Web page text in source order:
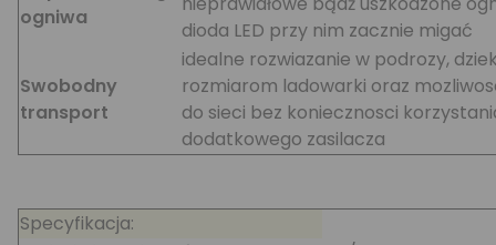
ogniwa
dioda LED przy nim zacznie migać
Swobodny
transport
idealne rozwiazanie w podrozy,
rozmiarom ladowarki oraz
do sieci bez koniecznosci
dodatkowego zasilacza
Specyfikacja: